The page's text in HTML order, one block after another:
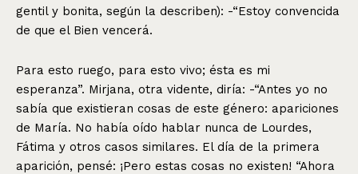
gentil y bonita, según la describen): -“Estoy convencida
de que el Bien vencerá.
Para esto ruego, para esto vivo; ésta es mi
esperanza”. Mirjana, otra vidente, diría: -“Antes yo no
sabía que existieran cosas de este género: apariciones
de María. No había oído hablar nunca de Lourdes,
Fátima y otros casos similares. El día de la primera
aparición, pensé: ¡Pero estas cosas no existen! “Ahora